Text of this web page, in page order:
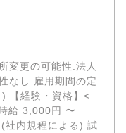
なし 雇用期間の定
【経験・資格】<
給 3,000円 〜
社内規程による) 試